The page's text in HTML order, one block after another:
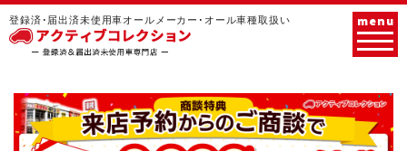
登録済･届出済未使用車オールメーカー･オール車種取扱い menu